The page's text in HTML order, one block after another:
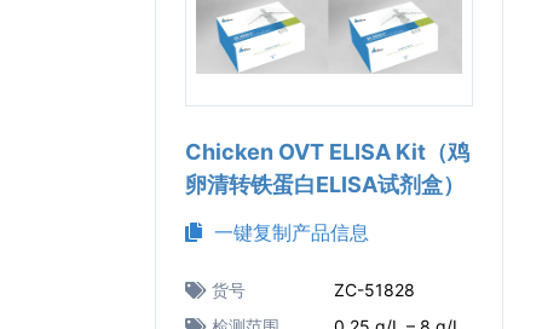
Chicken OVT ELISA Kit（鸡
卵清转铁蛋白ELISA试剂盒）
一键复制产品信息
货号
ZC-51828